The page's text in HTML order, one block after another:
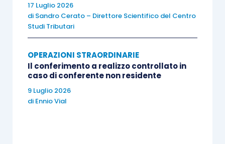
avvenire nel rispetto delle regole vigenti per le
società di capitali e contenute nell’articolo 84
del Tuir, secondo cui:
qualeregola generalelaperdita è
utilizzabile ad abbattimento dei redditi
dei periodi d’imposta successivi in
17 Luglio 2026
di Sandro Cerato – Direttore Scientifico del Centro
Studi Tributari
OPERAZIONI STRAORDINARIE
Il conferimento a realizzo controllato in
caso di conferente non residente
9 Luglio 2026
di Ennio Vial